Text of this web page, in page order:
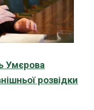
Умєрова
розвідки